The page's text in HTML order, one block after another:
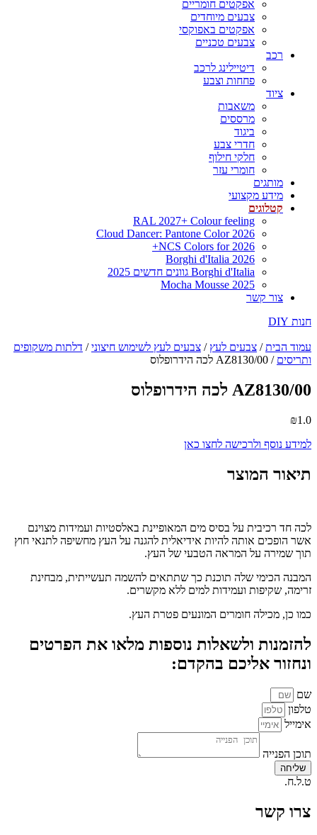
אפקטים חומריים
צבעים מיוחדים
אפקטים באפוקסי
צבעים טכניים
רכב
דיטיילינג לרכב
פחחות וצבע
ציוד
משאבות
מרססים
ביגוד
חדרי צבע
חלקי חילוף
חומרי עזר
מותגים
מידע מקצועי
קטלוגים
RAL 2027+ Colour feeling
Cloud Dancer: Pantone Color 2026
NCS Colors for 2026+
Borghi d'Italia 2026
Borghi d'Italia גוונים חדשים 2025
Mocha Mousse 2025
צור קשר
חנות DIY
עמוד הבית/ צבעים לעץ / צבעים לעץ לשימוש חיצוני/ דלתות משקופים
ותריסים / AZ8130/00 לכה הידרופלוס
AZ8130/00 לכה הידרופלוס
₪1.0
למידע נוסף ולרכישה לחצו כאן
תיאור המוצר
לכה חד רכיבית על בסיס מים המאופיינת באלסטיות ועמידות מצוינם
אשר הופכים אותה להיות אידיאלית להגנה על העץ מחשיפה לתנאי חוץ
תוך שמירה על המראה הטבעי של העץ.
המבנה הכימי שלה תוכנת כך שתתאים להשמה תעשייתית, מבחינת
זרימה, שקיפות ועמידות למים ללא מקשרים.
כמו כן, מכילה חומרים המונעים פטרת העץ.
להזמנות ולשאלות נוספות מלאו את הפרטים
ונחזור אליכם בהקדם:
שם
טלפון
אימייל
תוכן הפנייה
שליחה
ט.ל.ח.
צרו קשר